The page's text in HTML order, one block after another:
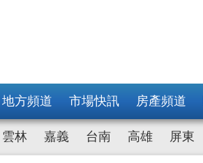
地方頻道 市場快訊 房產頻道
雲林 嘉義 台南 高雄 屏東